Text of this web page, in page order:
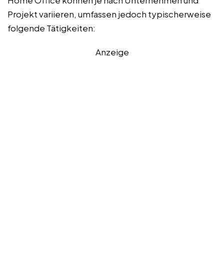
Projekt variieren, umfassen jedoch typischerweise
folgende Tätigkeiten:
Anzeige